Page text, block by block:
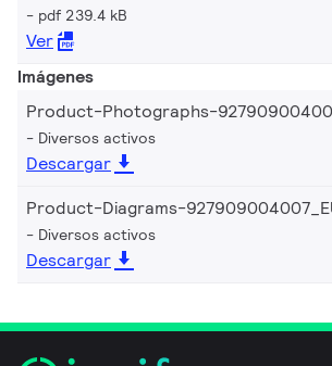
pdf 239.4 kB
Ver
Imágenes
Product-Photographs-
Diversos activos
Descargar
Product-Diagrams-
Diversos activos
Descargar